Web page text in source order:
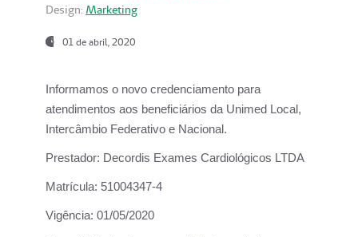
Design: Marketing
01 de abril, 2020
Informamos o novo credenciamento para
atendimentos aos beneficiários da Unimed Local,
Intercâmbio Federativo e Nacional.
Prestador: Decordis Exames Cardiológicos LTDA
Matrícula: 51004347-4
Vigência: 01/05/2020